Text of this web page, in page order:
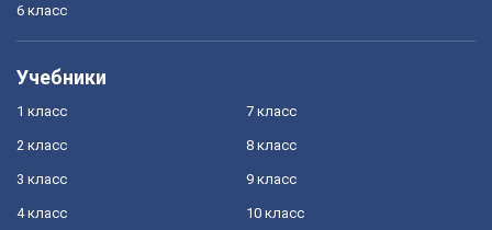
6 класс
Учебники
1 класс
2 класс
3 класс
4 класс
7 класс
8 класс
9 класс
10 класс